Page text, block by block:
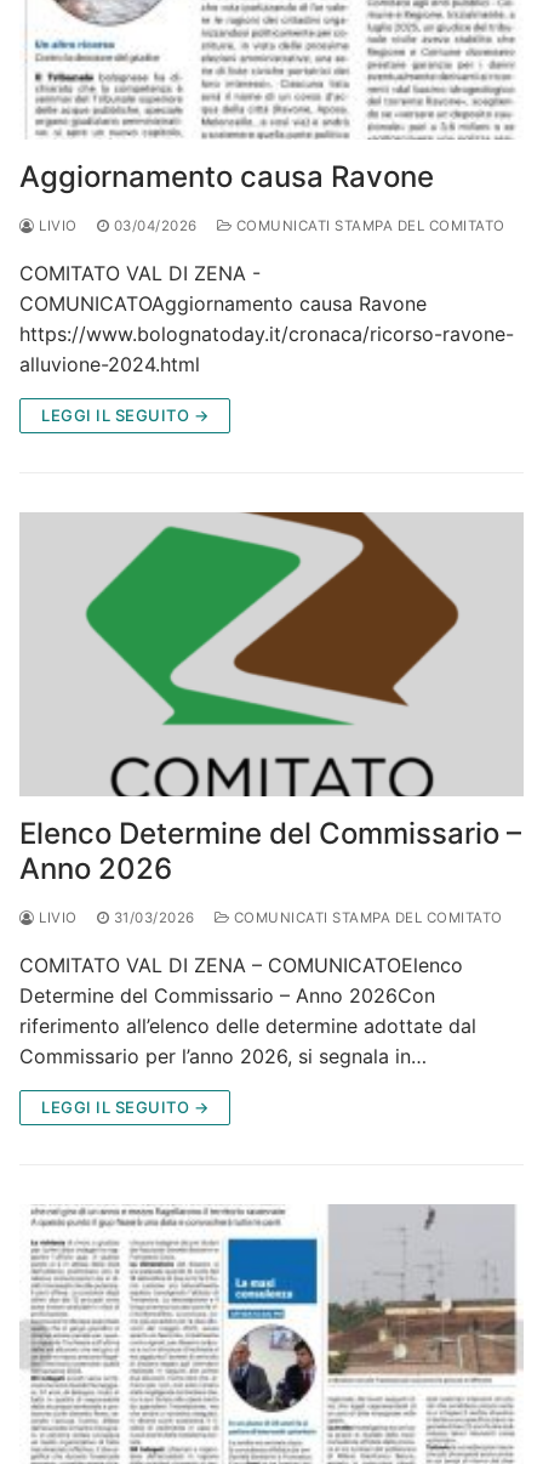
Aggiornamento causa Ravone
LIVIO 03/04/2026 COMUNICATI STAMPA DEL COMITATO
COMITATO VAL DI ZENA -
COMUNICATOAggiornamento causa Ravone
https://www.bolognatoday.it/cronaca/ricorso-ravone-
alluvione-2024.html
LEGGI IL SEGUITO →
Elenco Determine del Commissario –
Anno 2026
LIVIO 31/03/2026 COMUNICATI STAMPA DEL COMITATO
COMITATO VAL DI ZENA – COMUNICATOElenco
Determine del Commissario – Anno 2026Con
riferimento all’elenco delle determine adottate dal
Commissario per l’anno 2026, si segnala in…
LEGGI IL SEGUITO →